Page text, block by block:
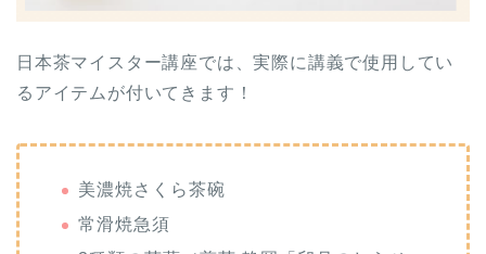
日本茶マイスター講座では、実際に講義で使用してい
るアイテムが付いてきます！
美濃焼さくら茶碗
常滑焼急須